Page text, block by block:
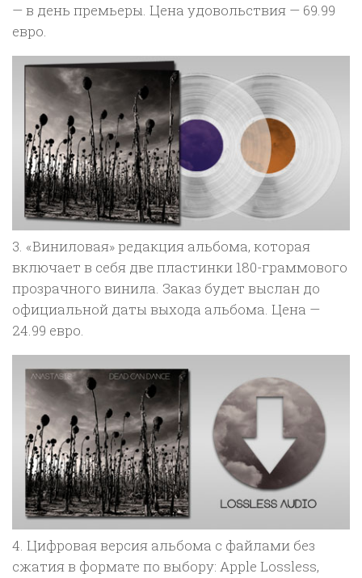
— в день премьеры. Цена удовольствия — 69.99
евро.
3. «Виниловая» редакция альбома, которая
включает в себя две пластинки 180-граммового
прозрачного винила. Заказ будет выслан до
официальной даты выхода альбома. Цена —
24.99 евро.
4. Цифровая версия альбома с файлами без
сжатия в формате по выбору: Apple Lossless,